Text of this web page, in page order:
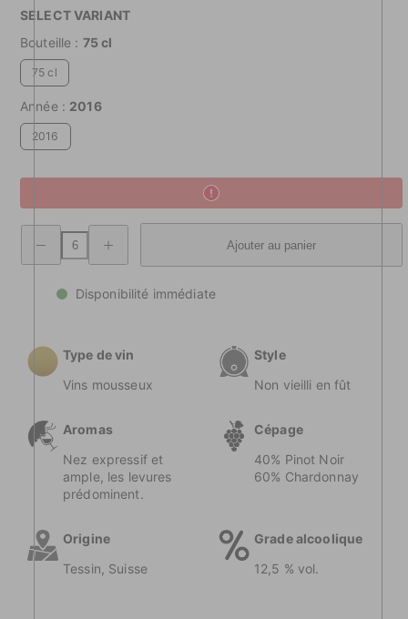
SELECT VARIANT
Bouteille : 75 cl
75 cl
Année : 2016
2016
Diminuer
quantité
Riserva
croissante
Latini
IGT
Spumante
Ajouter au panier
Disponibilité immédiate
Type de vin
Vins mousseux
Style
Non vieilli en fût
Aromas
Nez expressif et
ample, les levures
prédominent.
Cépage
40% Pinot Noir
60% Chardonnay
Origine
Tessin, Suisse
Grade alcoolique
12,5 % vol.